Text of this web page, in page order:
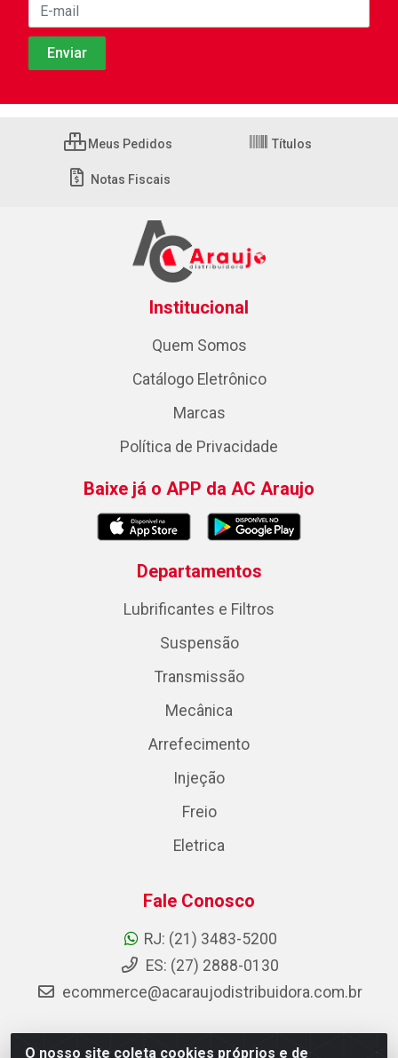
O nosso site coleta cookies próprios e de
Meus Pedidos Títulos
Notas Fiscais
Institucional
Quem Somos
Catálogo Eletrônico
Marcas
Política de Privacidade
Baixe já o APP da AC Araujo
Departamentos
Lubrificantes e Filtros
Suspensão
Transmissão
Mecânica
Arrefecimento
Injeção
Freio
Eletrica
Fale Conosco
RJ: (21) 3483-5200
ES: (27) 2888-0130
ecommerce@acaraujodistribuidora.com.br